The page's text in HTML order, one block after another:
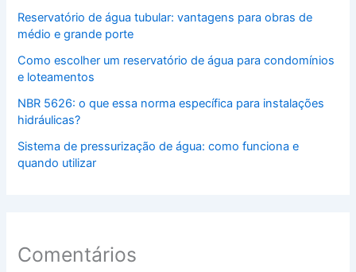
Reservatório de água tubular: vantagens para obras de
médio e grande porte
Como escolher um reservatório de água para condomínios
e loteamentos
NBR 5626: o que essa norma específica para instalações
hidráulicas?
Sistema de pressurização de água: como funciona e
quando utilizar
Comentários